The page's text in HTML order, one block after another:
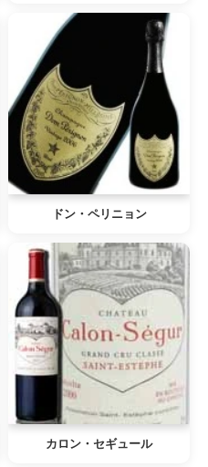
ドン・ペリニョン
カロン・セギュール